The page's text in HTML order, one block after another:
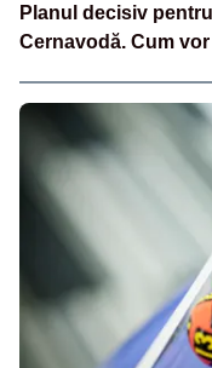
Planul decisiv
Cernavodă. Cum